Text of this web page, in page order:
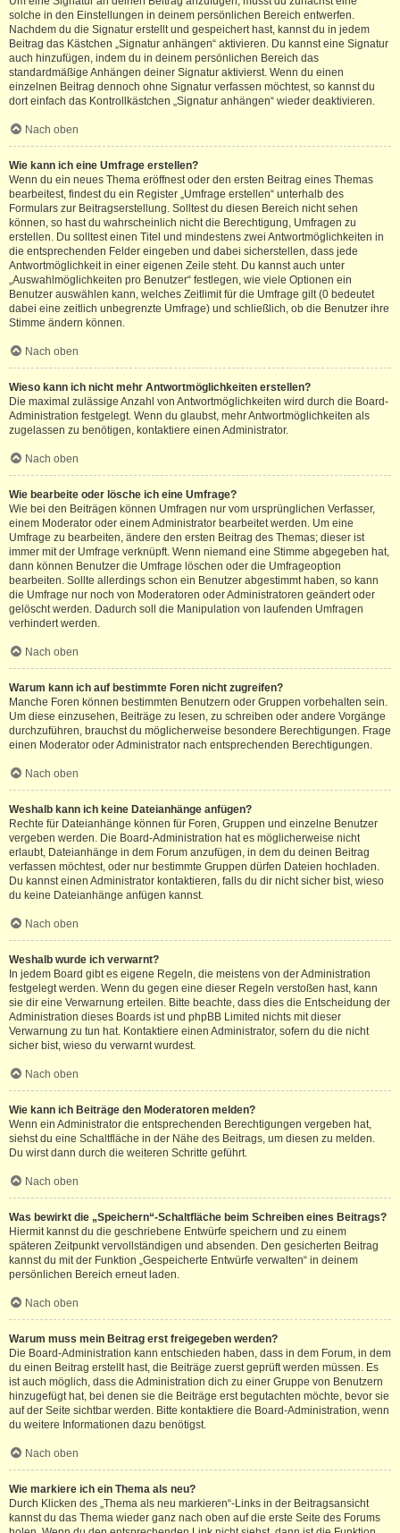
solche in den Einstellungen in deinem persönlichen Bereich entwerfen.
Nachdem du die Signatur erstellt und gespeichert hast, kannst du in jedem
Beitrag das Kästchen „Signatur anhängen“ aktivieren. Du kannst eine Signatur
auch hinzufügen, indem du in deinem persönlichen Bereich das
standardmäßige Anhängen deiner Signatur aktivierst. Wenn du einen
einzelnen Beitrag dennoch ohne Signatur verfassen möchtest, so kannst du
dort einfach das Kontrollkästchen „Signatur anhängen“ wieder deaktivieren.
Nach oben
Wie kann ich eine Umfrage erstellen?
Wenn du ein neues Thema eröffnest oder den ersten Beitrag eines Themas
bearbeitest, findest du ein Register „Umfrage erstellen“ unterhalb des
Formulars zur Beitragserstellung. Solltest du diesen Bereich nicht sehen
können, so hast du wahrscheinlich nicht die Berechtigung, Umfragen zu
erstellen. Du solltest einen Titel und mindestens zwei Antwortmöglichkeiten in
die entsprechenden Felder eingeben und dabei sicherstellen, dass jede
Antwortmöglichkeit in einer eigenen Zeile steht. Du kannst auch unter
„Auswahlmöglichkeiten pro Benutzer“ festlegen, wie viele Optionen ein
Benutzer auswählen kann, welches Zeitlimit für die Umfrage gilt (0 bedeutet
dabei eine zeitlich unbegrenzte Umfrage) und schließlich, ob die Benutzer ihre
Stimme ändern können.
Nach oben
Wieso kann ich nicht mehr Antwortmöglichkeiten erstellen?
Die maximal zulässige Anzahl von Antwortmöglichkeiten wird durch die Board-
Administration festgelegt. Wenn du glaubst, mehr Antwortmöglichkeiten als
zugelassen zu benötigen, kontaktiere einen Administrator.
Nach oben
Wie bearbeite oder lösche ich eine Umfrage?
Wie bei den Beiträgen können Umfragen nur vom ursprünglichen Verfasser,
einem Moderator oder einem Administrator bearbeitet werden. Um eine
Umfrage zu bearbeiten, ändere den ersten Beitrag des Themas; dieser ist
immer mit der Umfrage verknüpft. Wenn niemand eine Stimme abgegeben hat,
dann können Benutzer die Umfrage löschen oder die Umfrageoption
bearbeiten. Sollte allerdings schon ein Benutzer abgestimmt haben, so kann
die Umfrage nur noch von Moderatoren oder Administratoren geändert oder
gelöscht werden. Dadurch soll die Manipulation von laufenden Umfragen
verhindert werden.
Nach oben
Warum kann ich auf bestimmte Foren nicht zugreifen?
Manche Foren können bestimmten Benutzern oder Gruppen vorbehalten sein.
Um diese einzusehen, Beiträge zu lesen, zu schreiben oder andere Vorgänge
durchzuführen, brauchst du möglicherweise besondere Berechtigungen. Frage
einen Moderator oder Administrator nach entsprechenden Berechtigungen.
Nach oben
Weshalb kann ich keine Dateianhänge anfügen?
Rechte für Dateianhänge können für Foren, Gruppen und einzelne Benutzer
vergeben werden. Die Board-Administration hat es möglicherweise nicht
erlaubt, Dateianhänge in dem Forum anzufügen, in dem du deinen Beitrag
verfassen möchtest, oder nur bestimmte Gruppen dürfen Dateien hochladen.
Du kannst einen Administrator kontaktieren, falls du dir nicht sicher bist, wieso
du keine Dateianhänge anfügen kannst.
Nach oben
Weshalb wurde ich verwarnt?
In jedem Board gibt es eigene Regeln, die meistens von der Administration
festgelegt werden. Wenn du gegen eine dieser Regeln verstoßen hast, kann
sie dir eine Verwarnung erteilen. Bitte beachte, dass dies die Entscheidung der
Administration dieses Boards ist und phpBB Limited nichts mit dieser
Verwarnung zu tun hat. Kontaktiere einen Administrator, sofern du die nicht
sicher bist, wieso du verwarnt wurdest.
Nach oben
Wie kann ich Beiträge den Moderatoren melden?
Wenn ein Administrator die entsprechenden Berechtigungen vergeben hat,
siehst du eine Schaltfläche in der Nähe des Beitrags, um diesen zu melden.
Du wirst dann durch die weiteren Schritte geführt.
Nach oben
Was bewirkt die „Speichern“-Schaltfläche beim Schreiben eines Beitrags?
Hiermit kannst du die geschriebene Entwürfe speichern und zu einem
späteren Zeitpunkt vervollständigen und absenden. Den gesicherten Beitrag
kannst du mit der Funktion „Gespeicherte Entwürfe verwalten“ in deinem
persönlichen Bereich erneut laden.
Nach oben
Warum muss mein Beitrag erst freigegeben werden?
Die Board-Administration kann entschieden haben, dass in dem Forum, in dem
du einen Beitrag erstellt hast, die Beiträge zuerst geprüft werden müssen. Es
ist auch möglich, dass die Administration dich zu einer Gruppe von Benutzern
hinzugefügt hat, bei denen sie die Beiträge erst begutachten möchte, bevor sie
auf der Seite sichtbar werden. Bitte kontaktiere die Board-Administration, wenn
du weitere Informationen dazu benötigst.
Nach oben
Wie markiere ich ein Thema als neu?
Durch Klicken des „Thema als neu markieren“-Links in der Beitragsansicht
kannst du das Thema wieder ganz nach oben auf die erste Seite des Forums